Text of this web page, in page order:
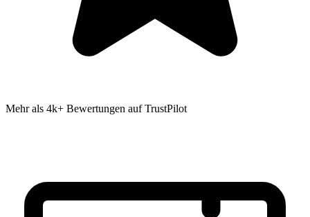
Mehr als 4k+ Bewertungen auf TrustPilot